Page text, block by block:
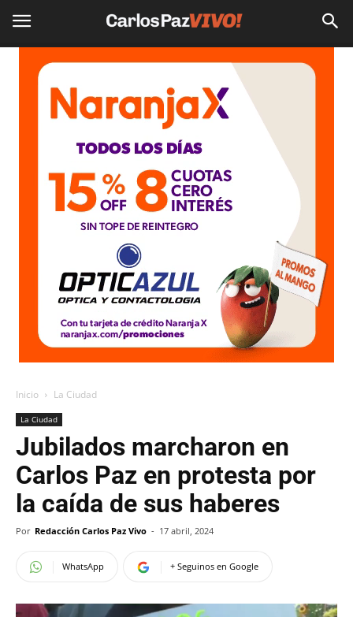
Inicio La Ciudad
La Ciudad
Jubilados marcharon en
Carlos Paz en protesta por
la caída de sus haberes
Por Redacción Carlos Paz Vivo - 17 abril, 2024
WhatsApp + Seguinos en Google